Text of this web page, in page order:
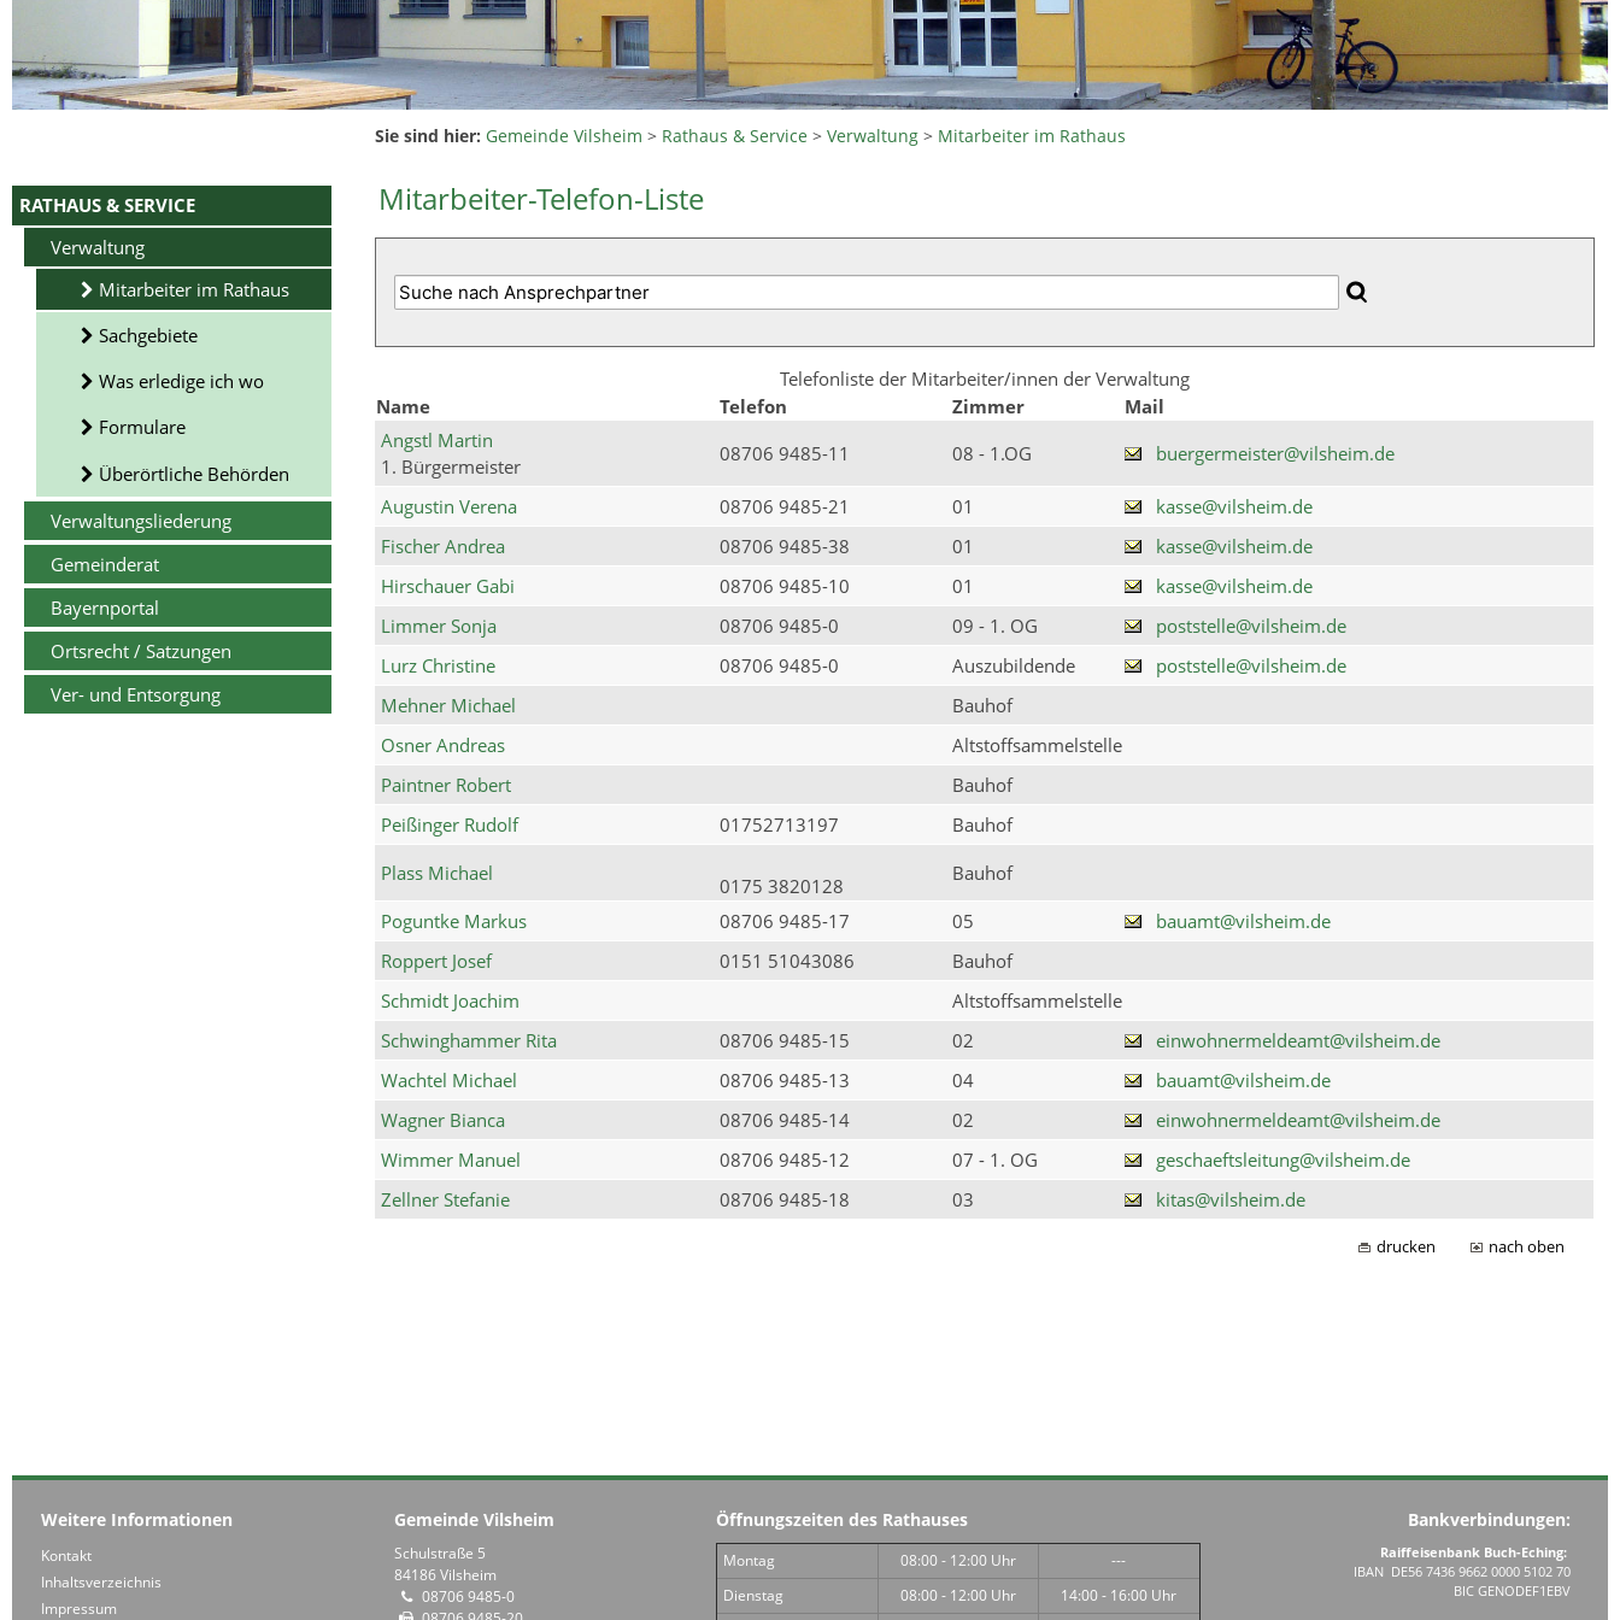
RATHAUS & SERVICE
Verwaltung
Mitarbeiter im Rathaus
Sachgebiete
Was erledige ich wo
Formulare
Überörtliche Behörden
Verwaltungsliederung
Gemeinderat
Bayernportal
Ortsrecht / Satzungen
Ver- und Entsorgung
Sie sind hier: Gemeinde Vilsheim > Rathaus & Service >Verwaltung > Mitarbeiter im Rathaus
Mitarbeiter-Telefon-Liste
Telefonliste der Mitarbeiter/innen der Verwaltung
Name
Telefon Zimmer
Mail
Angstl Martin
1. Bürgermeister
08706 9485-11 08 - 1.OG buergermeister@vilsheim.de
Augustin Verena 08706 9485-21 01
kasse@vilsheim.de
Fischer Andrea
08706 9485-38 01
kasse@vilsheim.de
Hirschauer Gabi
08706 9485-10 01
kasse@vilsheim.de
Limmer Sonja
08706 9485-0 09 - 1. OG
poststelle@vilsheim.de
Lurz Christine
08706 9485-0 Auszubildende
poststelle@vilsheim.de
Mehner Michael
Bauhof
Osner Andreas
Altstoffsammelstelle
Paintner Robert
Bauhof
Peißinger Rudolf
01752713197
Bauhof
Plass Michael
0175 3820128
Bauhof
Poguntke Markus
08706 9485-17 05
bauamt@vilsheim.de
Roppert Josef
0151 51043086
Bauhof
Schmidt Joachim
Altstoffsammelstelle
Schwinghammer Rita
08706 9485-15 02
einwohnermeldeamt@vilsheim.de
Wachtel Michael
08706 9485-13 04
bauamt@vilsheim.de
Wagner Bianca
08706 9485-14 02
einwohnermeldeamt@vilsheim.de
Wimmer Manuel
08706 9485-12 07 - 1. OG
geschaeftsleitung@vilsheim.de
Zellner Stefanie
08706 9485-18 03 kitas@vilsheim.de
drucken nach oben
Weitere Informationen
Kontakt
Inhaltsverzeichnis
Impressum
Gemeinde Vilsheim
Schulstraße 5
84186 Vilsheim
08706 9485-0
Öffnungszeiten des Rathauses
Montag 08:00 - 12:00 Uhr
---
Dienstag
08:00 - 12:00 Uhr
14:00 - 16:00 Uhr
Bankverbindungen:
Raiffeisenbank Buch-Eching:
IBAN DE56 7436 9662 0000 5102 70
BIC GENODEF1EBV